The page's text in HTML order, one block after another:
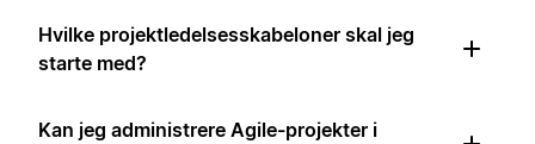
Hvilke projektledelsesskabeloner skal jeg
starte med?
Kan jeg administrere Agile-projekter i